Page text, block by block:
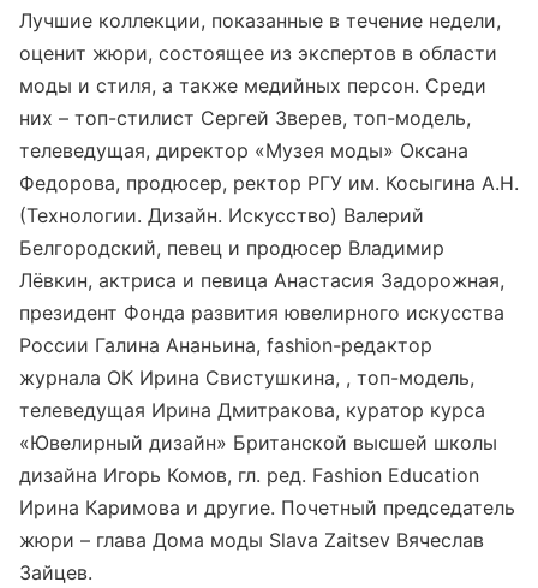
Лучшие коллекции, показанные в течение недели,
оценит жюри, состоящее из экспертов в области
моды и стиля, а также медийных персон. Среди
них – топ-стилист Сергей Зверев, топ-модель,
телеведущая, директор «Музея моды» Оксана
Федорова, продюсер, ректор РГУ им. Косыгина А.Н.
(Технологии. Дизайн. Искусство) Валерий
Белгородский, певец и продюсер Владимир
Лёвкин, актриса и певица Анастасия Задорожная,
президент Фонда развития ювелирного искусства
России Галина Ананьина, fashion-редактор
журнала ОК Ирина Свистушкина, , топ-модель,
телеведущая Ирина Дмитракова, куратор курса
«Ювелирный дизайн» Британской высшей школы
дизайна Игорь Комов, гл. ред. Fashion Education
Ирина Каримова и другие. Почетный председатель
жюри – глава Дома моды Slava Zaitsev Вячеслав
Зайцев.